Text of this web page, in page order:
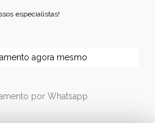
especialistas!
agora mesmo
por Whatsapp